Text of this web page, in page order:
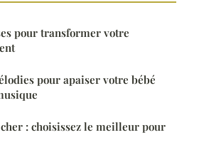
pour transformer votre
pour apaiser votre bébé
: choisissez le meilleur pour